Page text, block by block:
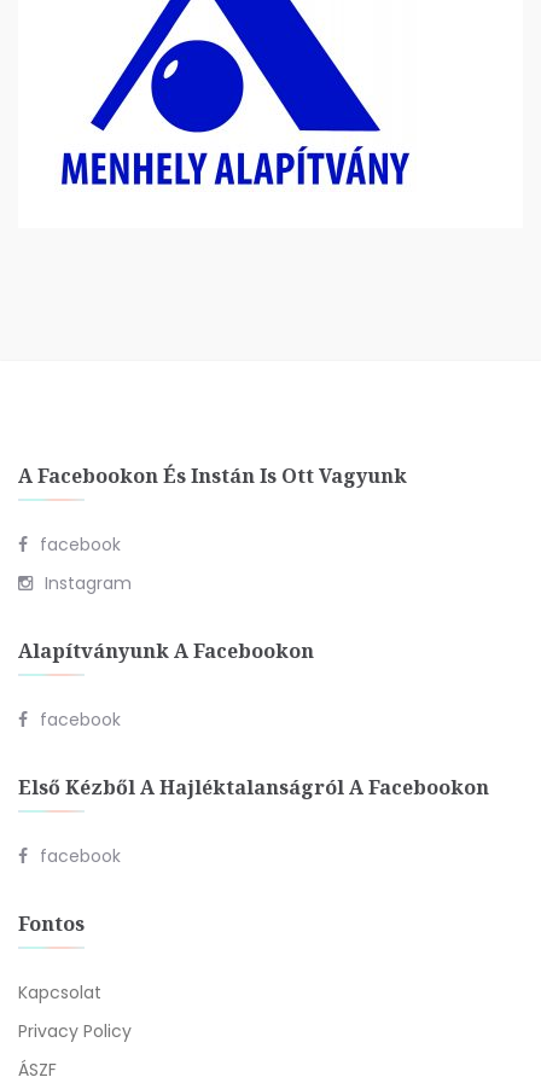
A Facebookon És Instán Is Ott Vagyunk
facebook
Instagram
Alapítványunk A Facebookon
facebook
Első Kézből A Hajléktalanságról A Facebookon
facebook
Fontos
Kapcsolat
Privacy Policy
ÁSZF